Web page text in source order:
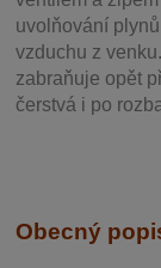
uvolňování
vzduchu z
zabraňuje opět
čerstvá i po
Obecný